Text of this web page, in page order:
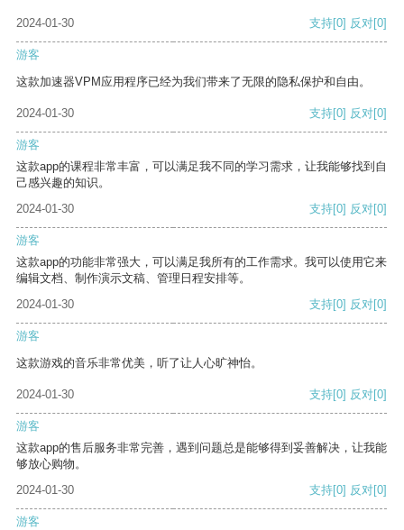
2024-01-30 支持[0] 反对[0]
游客
这款加速器VPM应用程序已经为我们带来了无限的隐私保护和自由。
2024-01-30 支持[0] 反对[0]
游客
这款app的课程非常丰富，可以满足我不同的学习需求，让我能够找到自
己感兴趣的知识。
2024-01-30
支持[0] 反对[0]
游客
这款app的功能非常强大，可以满足我所有的工作需求。我可以使用它来
编辑文档、制作演示文稿、管理日程安排等。
2024-01-30
支持[0] 反对[0]
游客
这款游戏的音乐非常优美，听了让人心旷神怡。
2024-01-30 支持[0] 反对[0]
游客
这款app的售后服务非常完善，遇到问题总是能够得到妥善解决，让我能
够放心购物。
2024-01-30
支持[0] 反对[0]
游客